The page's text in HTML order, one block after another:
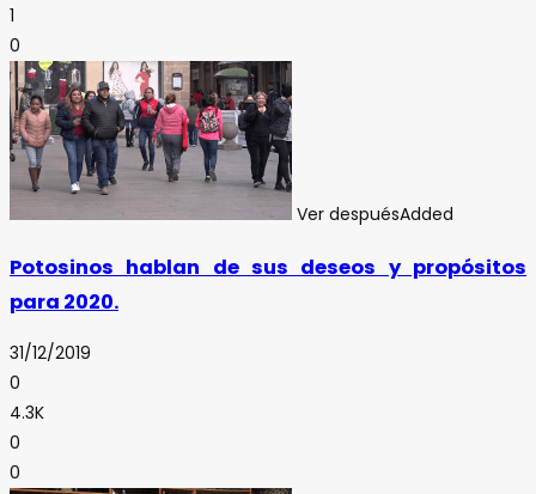
1
0
Ver despuésAdded
Potosinos hablan de sus deseos y propósitos
para 2020.
31/12/2019
0
4.3K
0
0